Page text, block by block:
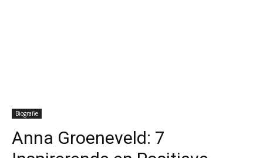
Biografie
Anna Groeneveld: 7